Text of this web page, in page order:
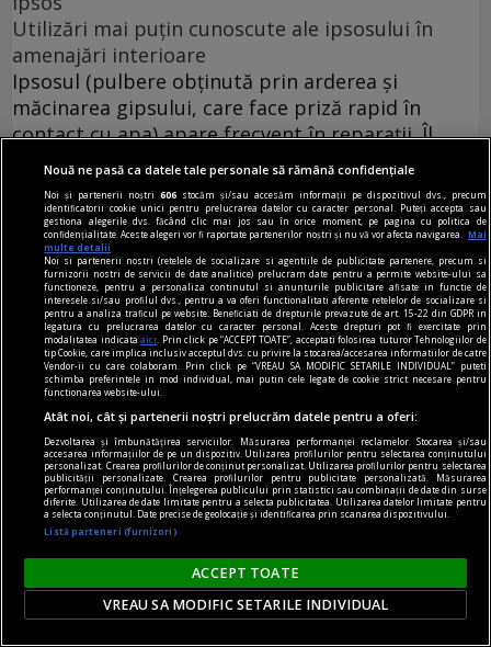
Utilizări mai puțin cunoscute ale ipsosului în
amenajări interioare
Ipsosul (pulbere obținută prin arderea și
măcinarea gipsului, care face priză rapid în
contact cu apa) apare frecvent în reparații. Îl
folosești pentru a umple găuri sau pentru a fixa
doze electrice și, de multe ori, te oprești aici.
vinuri premium
În lumea vinului, diferența dintre un produs
obișnuit și o experiență memorabilă este dată de
Nouă ne pasă ca datele tale personale să rămână confidențiale
Noi și partenerii noștri606 stocăm și/sau accesăm informații pe dispozitivul dvs., precum
identificatorii cookie unici pentru prelucrarea datelor cu caracter personal. Puteți accepta sau
gestiona alegerile dvs. făcând clic mai jos sau în orice moment, pe pagina cu politica de
confidențialitate. Aceste alegeri vor fi raportate partenerilor noștri și nu vă vor afecta navigarea.
Mai
multe detalii
Noi si partenerii nostri (retelele de socializare si agentiile de publicitate partenere, precum si
furnizorii nostri de servicii de date analitice) prelucram date pentru a permite website-ului sa
functioneze, pentru a personaliza continutul si anunturile publicitare afisate in functie de
interesele si/sau profilul dvs., pentru a va oferi functionalitati aferente retelelor de socializare si
pentru a analiza traficul pe website. Beneficiati de drepturile prevazute de art. 15-22 din GDPR in
legatura cu prelucrarea datelor cu caracter personal. Aceste drepturi pot fi exercitate prin
modalitatea indicataaici
. Prin click pe “ACCEPT TOATE”, acceptati folosirea tuturor Tehnologiilor de
tip Cookie, care implica inclusiv acceptul dvs. cu privire la stocarea/accesarea informatiilor de catre
Vendor-ii cu care colaboram. Prin click pe “VREAU SA MODIFIC SETARILE INDIVIDUAL” puteti
schimba preferintele in mod individual, mai putin cele legate de cookie strict necesare pentru
functionarea website-ului.
Atât noi, cât și partenerii noștri prelucrăm datele pentru a oferi:
Dezvoltarea și îmbunătățirea serviciilor. Măsurarea performanței reclamelor. Stocarea și/sau
accesarea informațiilor de pe un dispozitiv. Utilizarea profilurilor pentru selectarea conținutului
personalizat. Crearea profilurilor de conținut personalizat. Utilizarea profilurilor pentru selectarea
publicității personalizate. Crearea profilurilor pentru publicitate personalizată. Măsurarea
performanței conținutului. Înțelegerea publicului prin statistici sau combinații de date din surse
diferite. Utilizarea de date limitate pentru a selecta publicitatea. Utilizarea datelor limitate pentru
a selecta conținutul. Date precise de geolocație și identificarea prin scanarea dispozitivului.
Listă parteneri (furnizori)
ACCEPT TOATE
VREAU SA MODIFIC SETARILE INDIVIDUAL